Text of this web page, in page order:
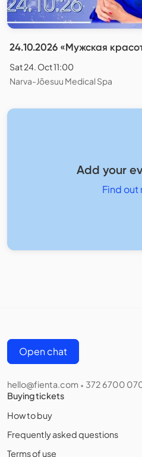
24.10.2026 «Мужская
Sat 24. Oct 11:00
Narva-Jõesuu Medical Spa
Add your
Find out
Open chat
hello@fienta.com • 372 6700
Buying tickets
How to buy
Frequently asked questions
Terms of use